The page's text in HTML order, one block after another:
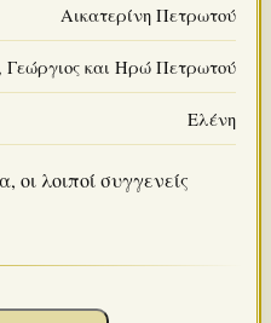
Αικατερίνη Πετρωτού
και Ηρώ Πετρωτού
Ελένη
οι λοιποί συγγενείς